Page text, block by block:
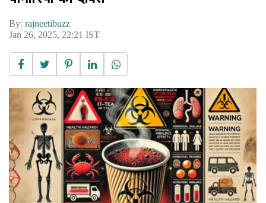
By: rajneetibuzz
Jan 26, 2025, 22:21 IST